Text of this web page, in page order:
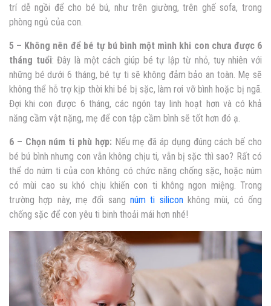
trí dễ ngồi để cho bé bú, như trên giường, trên ghế sofa, trong
phòng ngủ của con.
5 – Không nên để bé tự bú bình một mình khi con chưa được 6
tháng tuổi: Đây là một cách giúp bé tự lập từ nhỏ, tuy nhiên với
những bé dưới 6 tháng, bé tự ti sẽ không đảm bảo an toàn. Mẹ sẽ
không thể hỗ trợ kịp thời khi bé bị sặc, làm rơi vỡ bình hoặc bị ngã.
Đợi khi con được 6 tháng, các ngón tay linh hoạt hơn và có khả
năng cầm vật nặng, mẹ để con tập cầm bình sẽ tốt hơn đó ạ.
6 – Chọn núm ti phù hợp: Nếu mẹ đã áp dụng đúng cách bế cho
bé bú bình nhưng con vẫn không chịu ti, vẫn bị sặc thì sao? Rất có
thể do núm ti của con không có chức năng chống sặc, hoặc núm
có mùi cao su khó chịu khiến con ti không ngon miệng. Trong
trường hợp này, mẹ đổi sang núm ti silicon không mùi, có ống
chống sặc để con yêu ti binh thoải mái hơn nhé!